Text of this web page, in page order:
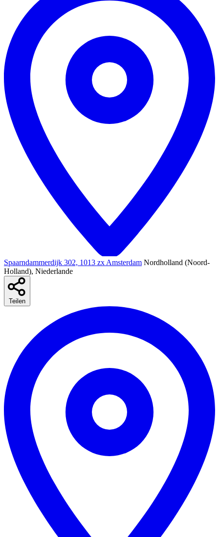
Spaarndammerdijk 302, 1013 zx Amsterdam Nordholland (Noord-
Holland), Niederlande
Teilen